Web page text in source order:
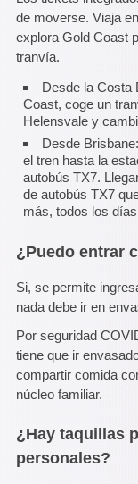
de moverse. Viaja
explora Gold Coast
tranvía.
Desde la Costa
Coast, coge un
Helensvale y
Desde
el tren hasta la
autobús TX7.
de autobús TX7
más, todos los
¿Puedo entrar
Si, se permite
nada debe ir en
Por seguridad
tiene que ir
compartir comida
núcleo familiar.
¿Hay taquillas
personales?